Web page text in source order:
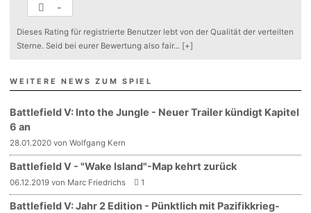
-
Dieses Rating für registrierte Benutzer lebt von der Qualität der verteilten
Sterne. Seid bei eurer Bewertung also fair... [+]
WEITERE NEWS ZUM SPIEL
Battlefield V: Into the Jungle - Neuer Trailer kündigt Kapitel
6 an
28.01.2020 von Wolfgang Kern
Battlefield V - "Wake Island"-Map kehrt zurück
06.12.2019 von Marc Friedrichs 1
Battlefield V: Jahr 2 Edition - Pünktlich mit Pazifikkrieg-